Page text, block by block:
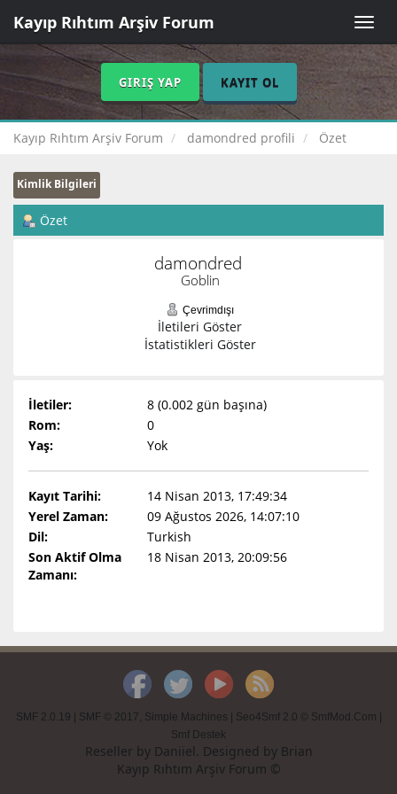
Toggle
Kayıp Rıhtım Arşiv Forum
GIRIŞ YAP KAYIT OL
Kayıp Rıhtım Arşiv Forum damondred profili Özet
Kimlik Bilgileri
Özet
damondred
Goblin
Çevrimdışı
İletileri Göster
İstatistikleri Göster
İletiler:
8 (0.002 gün başına)
Rom:
0
Yaş:
Yok
Kayıt Tarihi:
14 Nisan 2013, 17:49:34
Yerel Zaman:
09 Ağustos 2026, 14:07:10
Dil:
Turkish
Son Aktif Olma
Zamanı:
18 Nisan 2013, 20:09:56
SMF 2.0.19 SMF © 2017, Simple Machines Seo4Smf 2.0 © SmfMod.Com
Smf Destek
Reseller by Daniiel. Designed by Brian
Kayıp Rıhtım Arşiv Forum ©